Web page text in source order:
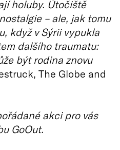
holuby. Útočiště
– ale, jak tomu
když v Sýrii vypukla
dalšího traumatu:
být rodina znovu
The Globe and
akci pro vás
GoOut.